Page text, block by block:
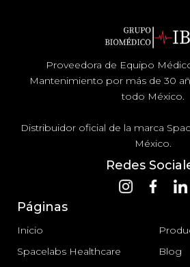
Proveedora de Equipo
Mantenimiento por más de 30
todo México.
Distribuidor oficial de la marca
México.
Redes
Páginas
Inicio
Spacelabs Healthcare
Blog